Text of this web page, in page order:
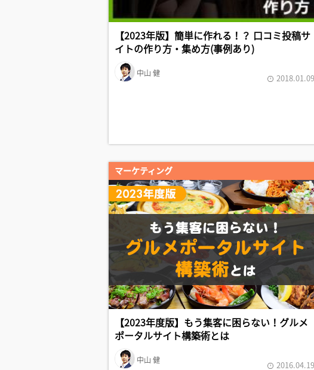
【2023年版】簡単に作れる！？ 口コミ投稿サ
イトの作り方・集め方(事例あり)
2018.01.09
中山 健
マーケティング
【2023年度版】もう集客に困らない！グルメ
ポータルサイト構築術とは
2016.04.19
中山 健